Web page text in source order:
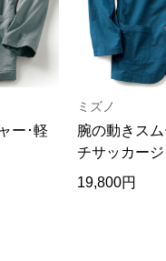
ー･軽
ミズノ
腕の動きス
チサッカー
19,800円